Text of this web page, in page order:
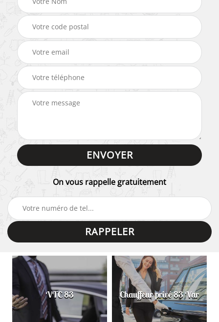
On vous rappelle gratuitement
VTC 83 Chauffeur privé 83 Var